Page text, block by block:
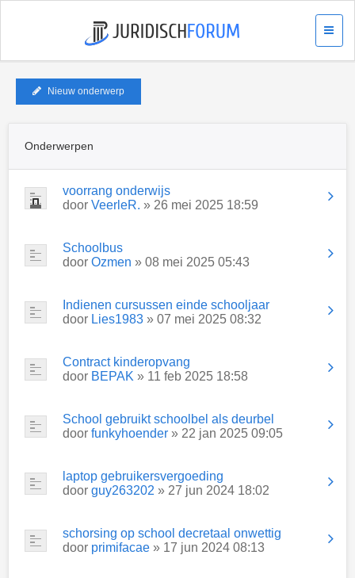
Nieuw onderwerp
Onderwerpen
voorrang onderwijs
door VeerleR. » 26 mei 2025 18:59
Schoolbus
door Ozmen » 08 mei 2025 05:43
Indienen cursussen einde schooljaar
door Lies1983 » 07 mei 2025 08:32
Contract kinderopvang
door BEPAK » 11 feb 2025 18:58
School gebruikt schoolbel als deurbel
door funkyhoender » 22 jan 2025 09:05
laptop gebruikersvergoeding
door guy263202 » 27 jun 2024 18:02
schorsing op school decretaal onwettig
door primifacae » 17 jun 2024 08:13